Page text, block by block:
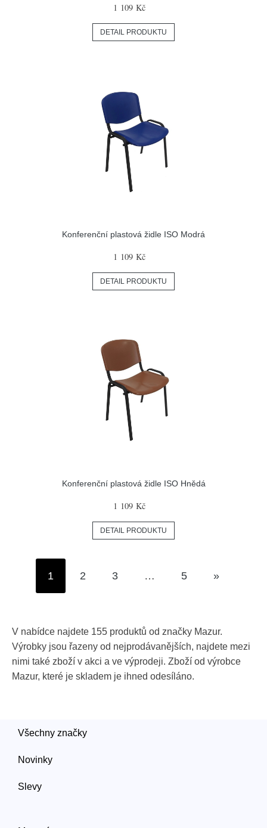
1 109 Kč
DETAIL PRODUKTU
Konferenční plastová židle ISO Modrá
1 109 Kč
DETAIL PRODUKTU
Konferenční plastová židle ISO Hnědá
1 109 Kč
DETAIL PRODUKTU
1 2 3 … 5 »
V nabídce najdete 155 produktů od značky Mazur.
Výrobky jsou řazeny od nejprodávanějších, najdete mezi
nimi také zboží v akci a ve výprodeji. Zboží od výrobce
Mazur, které je skladem je ihned odesíláno.
Všechny značky
Novinky
Slevy